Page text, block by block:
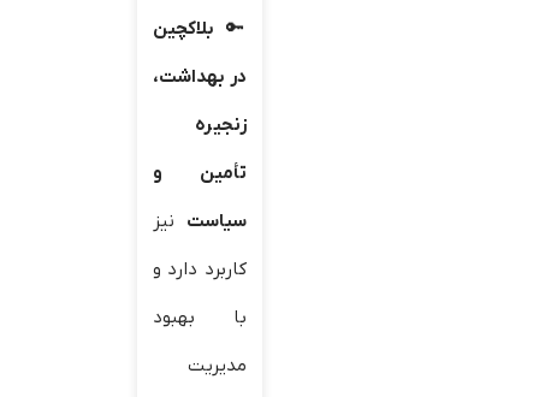
بلاکچین
در بهداشت،
زنجیره
تأمین و
سیاست نیز
کاربرد دارد و
با بهبود
مدیریت